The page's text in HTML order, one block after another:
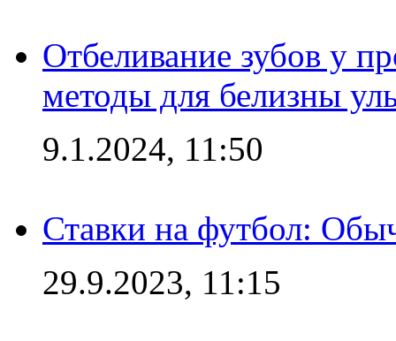
Отбеливание зубов у
методы для белизны
9.1.2024, 11:50
Ставки на футбол:
29.9.2023, 11:15